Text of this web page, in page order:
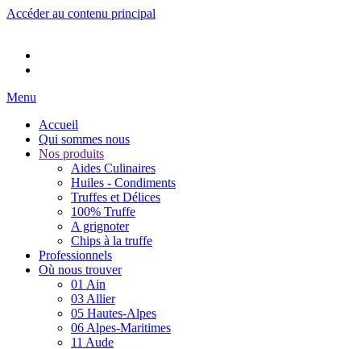
Accéder au contenu principal
Menu
Accueil
Qui sommes nous
Nos produits
Aides Culinaires
Huiles - Condiments
Truffes et Délices
100% Truffe
A grignoter
Chips à la truffe
Professionnels
Où nous trouver
01 Ain
03 Allier
05 Hautes-Alpes
06 Alpes-Maritimes
11 Aude